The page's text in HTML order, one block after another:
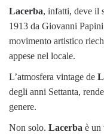
Lacerba, infatti, deve il
1913 da Giovanni
movimento artistico
appese nel locale.
L’atmosfera vintage de
degli anni Settanta,
genere.
Non solo. Lacerba è un